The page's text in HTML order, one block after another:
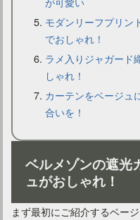
モダンリーフプリン
でおしゃれ！
ラメ入りジャガード
しゃれ！
カーテンをベージュ
合いを！
ベルメゾンの遮光
ュがおしゃれ！
まず最初にご紹介するベー